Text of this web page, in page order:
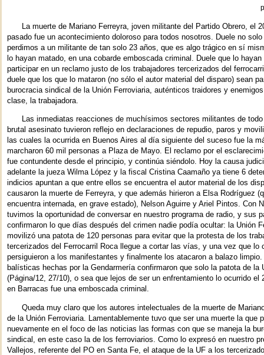
La muerte de Mariano Ferreyra, joven militante del Partido Obrero, el
pasado fue un acontecimiento doloroso para todos nosotros. Duele no solo
perdimos a un militante de tan solo 23 años, que es algo trágico en sí
lo hayan matado, en una cobarde emboscada criminal. Duele que lo hayan
participar en un reclamo justo de los trabajadores tercerizados del
duele que los que lo mataron (no sólo el autor material del disparo) sean
burocracia sindical de la Unión Ferroviaria, auténticos traidores y
clase, la trabajadora.
Las inmediatas reacciones de muchísimos sectores militantes de
brutal asesinato tuvieron reflejo en declaraciones de repudio, paros y
las cuales la ocurrida en Buenos Aires al día siguiente del suceso fue la
marcharon 60 mil personas a Plaza de Mayo. El reclamo por el
fue contundente desde el principio, y continúa siéndolo. Hoy la causa
adelante la jueza Wilma López y la fiscal Cristina Caamaño ya tiene 6
indicios apuntan a que entre ellos se encuentra el autor material de los
causaron la muerte de Ferreyra, y que además hirieron a Elsa Rodríguez
encuentra internada, en grave estado), Nelson Aguirre y Ariel Pintos. Con
tuvimos la oportunidad de conversar en nuestro programa de radio, y sus
confirmaron lo que días después del crimen nadie podía ocultar: la Unión
movilizó una patota de 120 personas para evitar que la protesta de los
tercerizados del Ferrocarril Roca llegue a cortar las vías, y una vez que lo
persiguieron a los manifestantes y finalmente los atacaron a balazo
balísticas hechas por la Gendarmería confirmaron que solo la patota de la
(Página/12, 27/10), o sea que lejos de ser un enfrentamiento lo ocurrido el
en Barracas fue una emboscada criminal.
Queda muy claro que los autores intelectuales de la muerte de
de la Unión Ferroviaria. Lamentablemente tuvo que ser una muerte la que
nuevamente en el foco de las noticias las formas con que se maneja la
sindical, en este caso la de los ferroviarios. Como lo expresó en nuestro
Vallejos, referente del PO en Santa Fe, el ataque de la UF a los